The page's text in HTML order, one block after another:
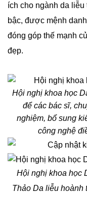
ích cho ngành da
bậc, được mệnh
đóng góp thế mạnh
đẹp.
Hội nghị khoa học
để các bác sĩ,
nghiệm, bổ sung
công nghệ
Hội nghị khoa học
Thảo Da liễu hoành